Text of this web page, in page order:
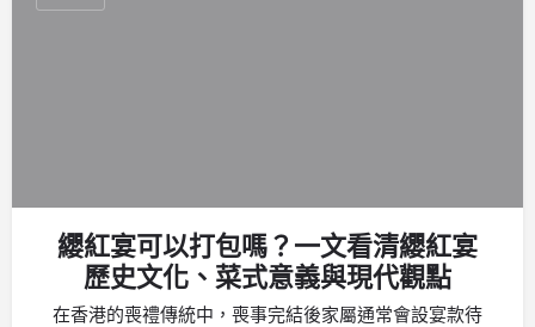
纓紅宴可以打包嗎？一文看清纓紅宴
歷史文化、菜式意義與現代觀點
在香港的喪禮傳統中，喪事完結後家屬通常會設宴款待